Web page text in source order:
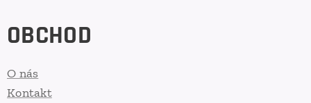
OBCHOD
O nás
Kontakt